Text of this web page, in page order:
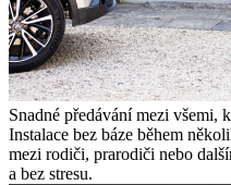
Snadné předávání mezi všemi,
Instalace bez báze během
mezi rodiči, prarodiči nebo
a bez stresu.